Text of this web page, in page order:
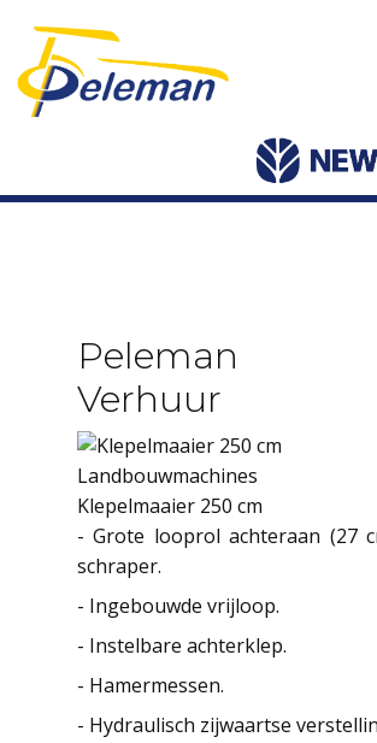
Peleman
Verhuur
Landbouwmachines
Klepelmaaier 250 cm
- Grote looprol achteraan (27
schraper.
- Ingebouwde vrijloop.
- Instelbare achterklep.
- Hamermessen.
- Hydraulisch zijwaartse